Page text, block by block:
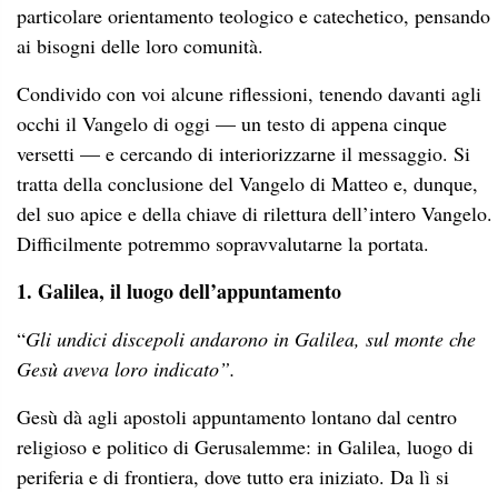
particolare orientamento teologico e catechetico, pensando
ai bisogni delle loro comunità.
Condivido con voi alcune riflessioni, tenendo davanti agli
occhi il Vangelo di oggi — un testo di appena cinque
versetti — e cercando di interiorizzarne il messaggio. Si
tratta della conclusione del Vangelo di Matteo e, dunque,
del suo apice e della chiave di rilettura dell’intero Vangelo.
Difficilmente potremmo sopravvalutarne la portata.
1. Galilea, il luogo dell’appuntamento
“Gli undici discepoli andarono in Galilea, sul monte che
Gesù aveva loro indicato”.
Gesù dà agli apostoli appuntamento lontano dal centro
religioso e politico di Gerusalemme: in Galilea, luogo di
periferia e di frontiera, dove tutto era iniziato. Da lì si